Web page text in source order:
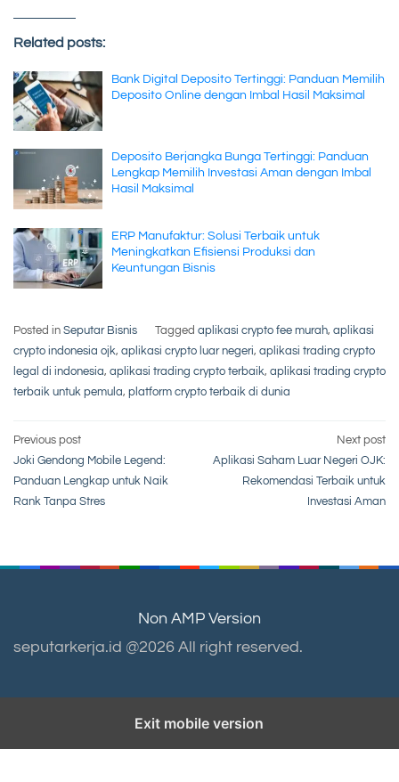
Related posts:
Bank Digital Deposito Tertinggi: Panduan Memilih
Deposito Online dengan Imbal Hasil Maksimal
Deposito Berjangka Bunga Tertinggi: Panduan
Lengkap Memilih Investasi Aman dengan Imbal
Hasil Maksimal
ERP Manufaktur: Solusi Terbaik untuk
Meningkatkan Efisiensi Produksi dan
Keuntungan Bisnis
Posted in Seputar Bisnis Tagged aplikasi crypto fee murah, aplikasi
crypto indonesia ojk, aplikasi crypto luar negeri, aplikasi trading crypto
legal di indonesia, aplikasi trading crypto terbaik, aplikasi trading crypto
terbaik untuk pemula, platform crypto terbaik di dunia
Post
navigation
Previous post
Joki Gendong Mobile Legend:
Panduan Lengkap untuk Naik
Rank Tanpa Stres
Next post
Aplikasi Saham Luar Negeri OJK:
Rekomendasi Terbaik untuk
Investasi Aman
Non AMP Version
seputarkerja.id @2026 All right reserved.
Exit mobile version